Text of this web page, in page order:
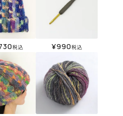
税込 ¥990税込